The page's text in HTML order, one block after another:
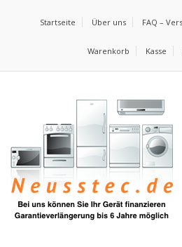
Startseite Über uns FAQ –
Warenkorb Kasse